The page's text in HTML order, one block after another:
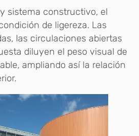
sistema constructivo, el
de ligereza. Las
las circulaciones abiertas
diluyen el peso visual de
ampliando así la relación